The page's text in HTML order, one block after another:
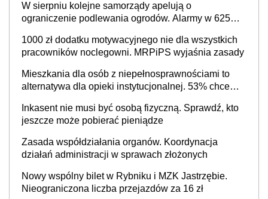
W sierpniu kolejne samorządy apelują o
ograniczenie podlewania ogrodów. Alarmy w 625
cały kraj
1000 zł dodatku motywacyjnego nie dla wszystkich
pracowników noclegowni. MRPiPS wyjaśnia zasady
Mieszkania dla osób z niepełnosprawnościami to
alternatywa dla opieki instytucjonalnej. 53% chce
Inkasent nie musi być osobą fizyczną. Sprawdź, kto
jeszcze może pobierać pieniądze
Zasada współdziałania organów. Koordynacja
działań administracji w sprawach złożonych
Nowy wspólny bilet w Rybniku i MZK Jastrzębie.
Nieograniczona liczba przejazdów za 16 zł